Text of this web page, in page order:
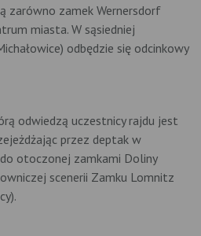
zarówno zamek Wernersdorf
miasta. W sąsiedniej
odbędzie się odcinkowy
odwiedzą uczestnicy rajdu jest
przez deptak w
otoczonej zamkami Doliny
scenerii Zamku Lomnitz